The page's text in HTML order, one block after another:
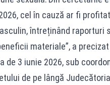
cel în cauză ar fi
întreținând raporturi
materiale”, a
de 3 iunie 2026, sub
de pe lângă